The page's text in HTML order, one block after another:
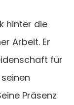
hinter die
Arbeit. Er
für
Präsenz